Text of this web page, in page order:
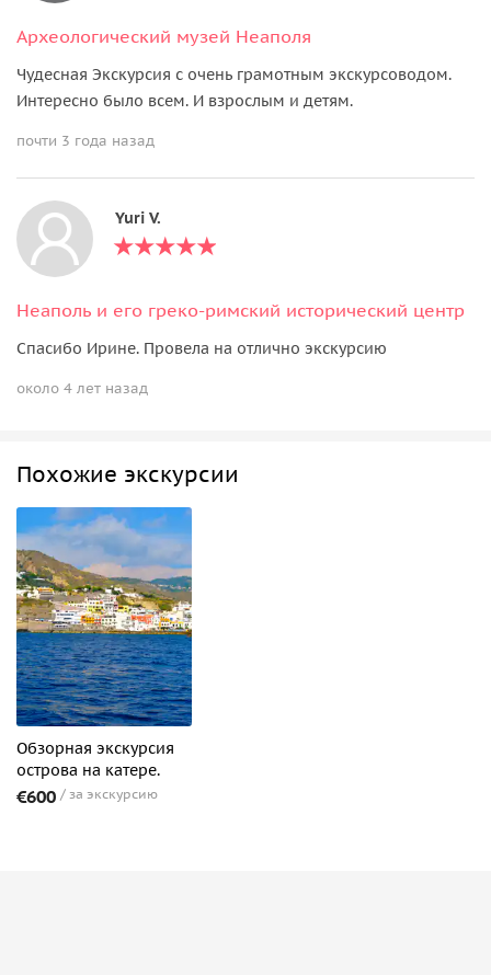
Археологический музей Неаполя
Чудесная Экскурсия с очень грамотным экскурсоводом.
Интересно было всем. И взрослым и детям.
почти 3 года назад
Yuri V.
Неаполь и его греко-римский исторический центр
Спасибо Ирине. Провела на отлично экскурсию
около 4 лет назад
Похожие экскурсии
Обзорная экскурсия
острова на катере.
€600 за экскурсию